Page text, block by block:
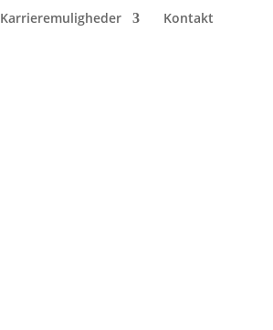
Karrieremuligheder Kontakt